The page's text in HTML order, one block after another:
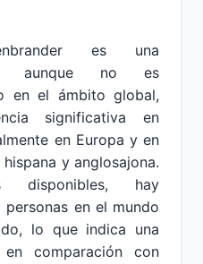
es una
aunque no es
en el ámbito global,
significativa en
en Europa y en
y anglosajona.
hay
en el mundo
lo que indica una
en comparación con